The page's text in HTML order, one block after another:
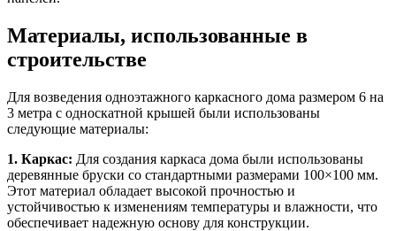
Материалы, использованные в
строительстве
Для возведения одноэтажного каркасного дома размером 6 на
3 метра с односкатной крышей были использованы
следующие материалы:
1. Каркас: Для создания каркаса дома были использованы
деревянные бруски со стандартными размерами 100×100 мм.
Этот материал обладает высокой прочностью и
устойчивостью к изменениям температуры и влажности, что
обеспечивает надежную основу для конструкции.